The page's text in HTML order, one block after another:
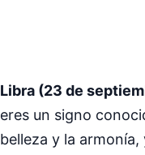
Libra (23 de
eres un signo
belleza y la